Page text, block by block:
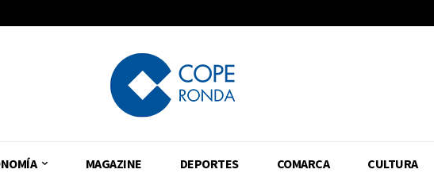
MAGAZINE DEPORTES COMARCA CULTURA